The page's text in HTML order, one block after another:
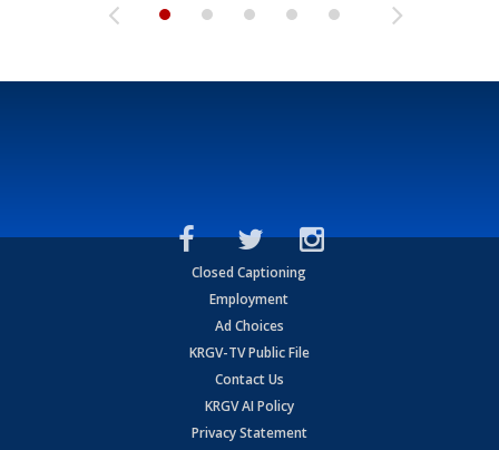
Closed Captioning
Employment
Ad Choices
KRGV-TV Public File
Contact Us
KRGV AI Policy
Privacy Statement